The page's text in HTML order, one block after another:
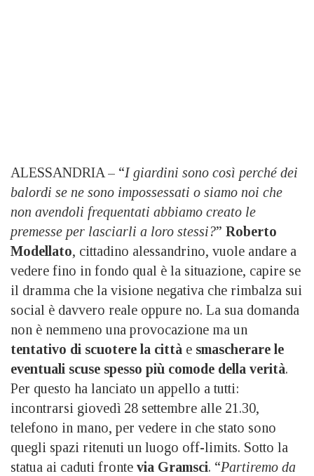
ALESSANDRIA – “I giardini sono così perché dei
balordi se ne sono impossessati o siamo noi che
non avendoli frequentati abbiamo creato le
premesse per lasciarli a loro stessi?” Roberto
Modellato, cittadino alessandrino, vuole andare a
vedere fino in fondo qual è la situazione, capire se
il dramma che la visione negativa che rimbalza sui
social è davvero reale oppure no. La sua domanda
non è nemmeno una provocazione ma un
tentativo di scuotere la città e smascherare le
eventuali scuse spesso più comode della verità.
Per questo ha lanciato un appello a tutti:
incontrarsi giovedì 28 settembre alle 21.30,
telefono in mano, per vedere in che stato sono
quegli spazi ritenuti un luogo off-limits. Sotto la
statua ai caduti fronte via Gramsci. “Partiremo da